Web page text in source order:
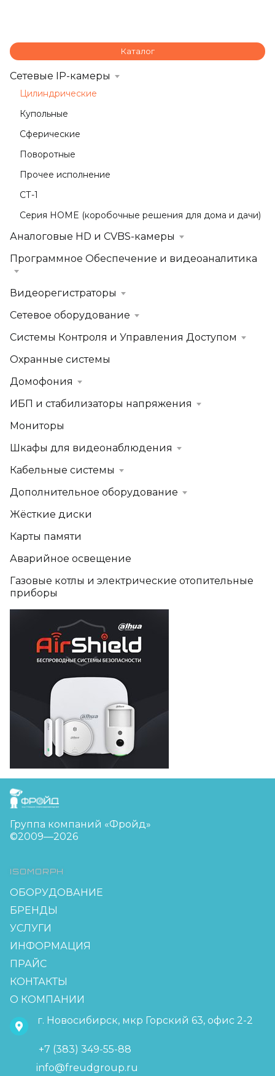
Каталог
Сетевые IP-камеры
Цилиндрические
Купольные
Сферические
Поворотные
Прочее исполнение
СТ-1
Серия HOME (коробочные решения для дома и дачи)
Аналоговые HD и CVBS-камеры
Программное Обеспечение и видеоаналитика
Видеорегистраторы
Сетевое оборудование
Системы Контроля и Управления Доступом
Охранные системы
Домофония
ИБП и стабилизаторы напряжения
Мониторы
Шкафы для видеонаблюдения
Кабельные системы
Дополнительное оборудование
Жёсткие диски
Карты памяти
Аварийное освещение
Газовые котлы и электрические отопительные
приборы
FreudGroup
Группа компаний «Фройд»
©2009—2026
ISOMORPH
ОБОРУДОВАНИЕ
БРЕНДЫ
УСЛУГИ
ИНФОРМАЦИЯ
ПРАЙС
КОНТАКТЫ
О КОМПАНИИ
г. Новосибирск, мкр Горский 63, офис 2-2
+7 (383) 349-55-88
info@freudgroup.ru